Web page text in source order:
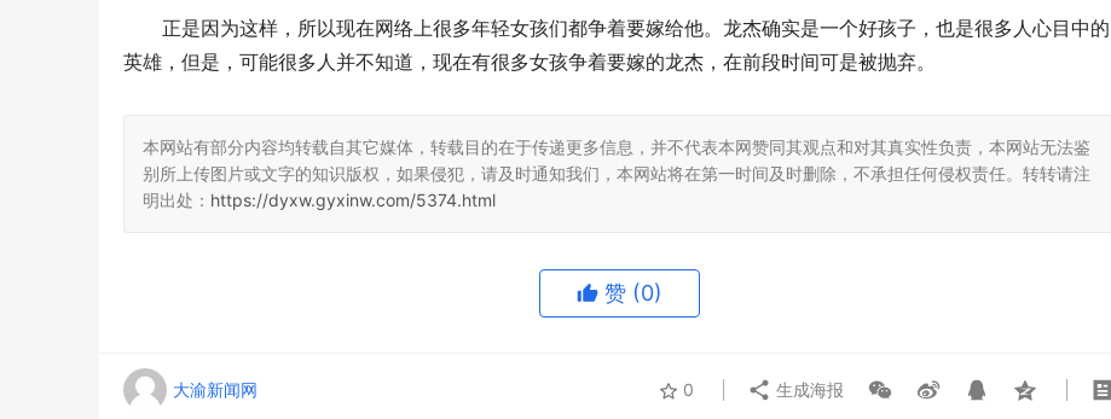
正是因为这样，所以现在网络上很多年轻女孩们都争着要嫁给他。龙杰确实是一个好孩子，也是很多人心目中的
英雄，但是，可能很多人并不知道，现在有很多女孩争着要嫁的龙杰，在前段时间可是被抛弃。
本网站有部分内容均转载自其它媒体，转载目的在于传递更多信息，并不代表本网赞同其观点和对其真实性负责，本网站无法鉴
别所上传图片或文字的知识版权，如果侵犯，请及时通知我们，本网站将在第一时间及时删除，不承担任何侵权责任。转转请注
明出处： https://dyxw.gyxinw.com/5374.html
赞 (0)
大渝新闻网 0 生成海报